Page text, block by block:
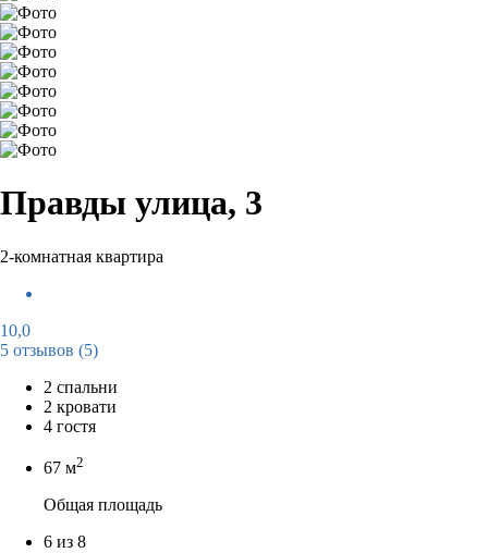
Правды улица, 3
2-комнатная квартира
10,0
5 отзывов (5)
2 спальни
2 кровати
4 гостя
67 м2
Общая площадь
6 из 8